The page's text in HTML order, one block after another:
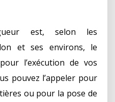
est, selon les
et ses environs, le
l’exécution de vos
pouvez l’appeler pour
ou pour la pose de